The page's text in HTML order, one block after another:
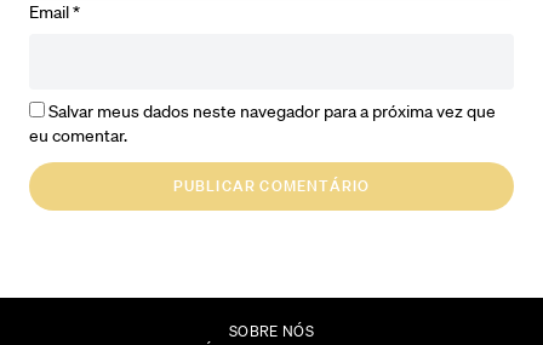
Email*
Salvar meus dados neste navegador para a próxima vez que
eu comentar.
SOBRE NÓS